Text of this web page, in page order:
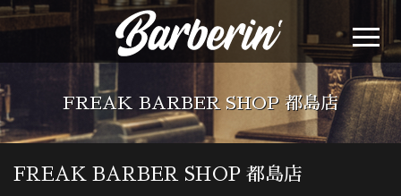
FREAK BARBER SHOP 都島店
FREAK BARBER SHOP 都島店